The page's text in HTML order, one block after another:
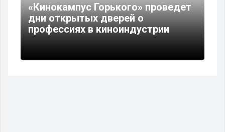
«Кинокампус Горького» проведет
дни открытых дверей о
профессиях в киноиндустрии